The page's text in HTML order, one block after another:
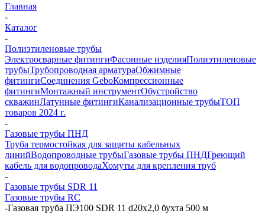
Главная
-
Каталог
-
Полиэтиленовые трубы
Электросварные фитингиФасонные изделияПолиэтиленовые
трубыТрубопроводная арматураОбжимные
фитингиСоединения GeboКомпрессионные
фитингиМонтажный инструментОбустройство
скважинЛатунные фитингиКанализационные трубыТОП
товаров 2024 г.
-
Газовые трубы ПНД
Труба термостойкая для защиты кабельных
линийВодопроводные трубыГазовые трубы ПНДГреющий
кабель для водопроводаХомуты для крепления труб
-
Газовые трубы SDR 11
Газовые трубы RC
-Газовая труба ПЭ100 SDR 11 d20х2,0 бухта 500 м